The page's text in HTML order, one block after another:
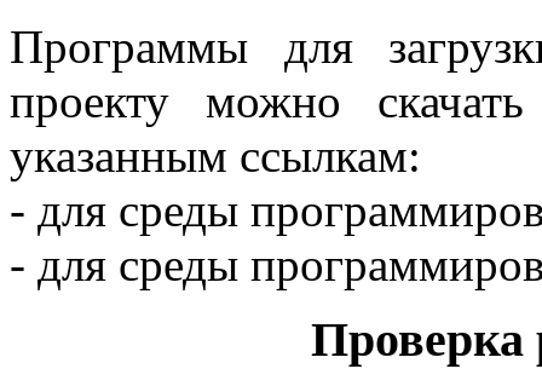
Программы для
проекту можно
указанным ссылкам:
- для среды
- для среды
Проверка